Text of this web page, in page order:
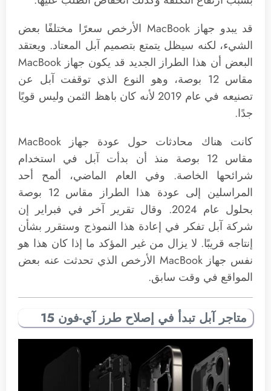
قد يبدو جهاز MacBook الأرخص سعرًا مختلفًا بعض
الشيء، لكنه سيظل يتمتع بتصميم آبل المعتاد. ويعتقد
البعض أن هذا الطراز الجديد قد يكون جهاز MacBook
مقاس 12 بوصة، وهو النوع الذي توقفت آبل عن
تصنيعه في عام 2019 لأنه كان باهظ الثمن وليس قويًا
جدًا.
كانت هناك محادثات حول عودة جهاز MacBook
مقاس 12 بوصة منذ أن بدأت آبل في استخدام
شرائحها الخاصة. وفي العام الماضي، ألمح أحد
المراسلين إلى عودة هذا الطراز مقاس 12 بوصة
بحلول عام 2024. وقال تقرير آخر في فبراير إن
شركة آبل تفكر في إعادة هذا النموذج وستقرر بشأن
إنتاجه قريبًا. لا يزال من غير المؤكد ما إذا كان هذا هو
نفس جهاز MacBook الأرخص الذي تحدثت عنه بعض
المواقع في وقت سابق.
متاجر آبل تبدأ في إصلاح طرز آي-فون 15